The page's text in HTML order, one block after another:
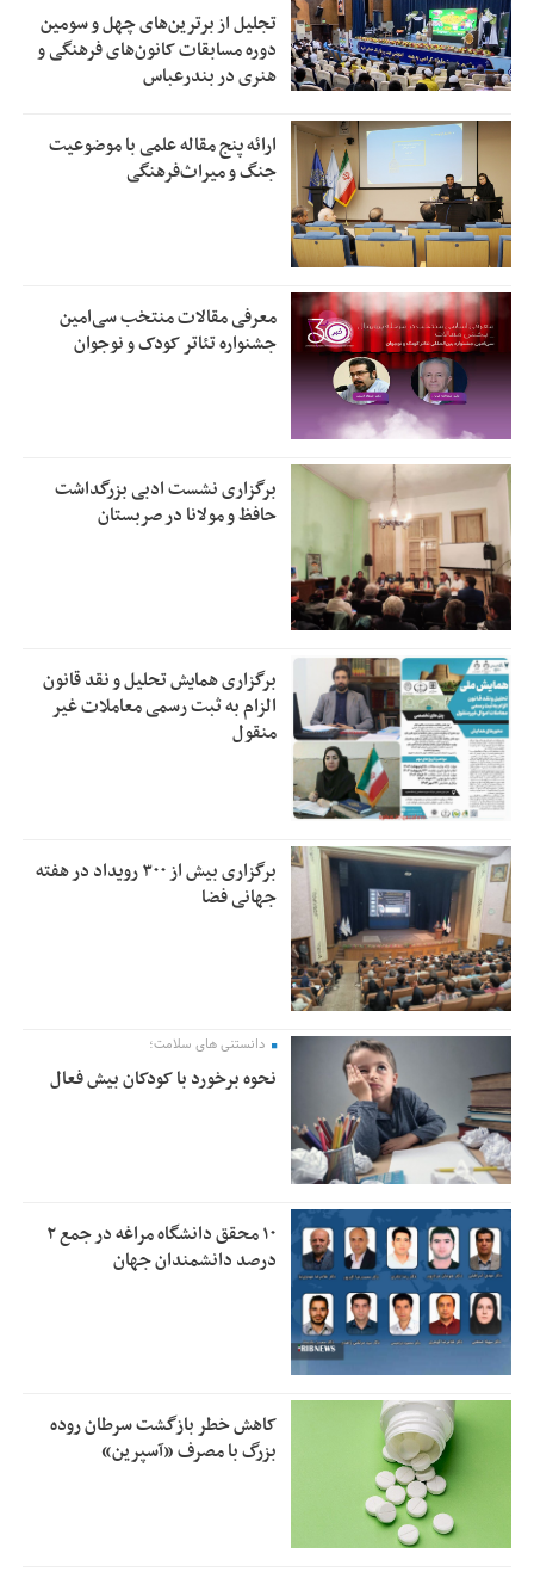
تجلیل از بر‌ترین‌های چهل و سومین
دوره مسابقات کانون‌های فرهنگی و
هنری در بندرعباس
ارائه پنج مقاله علمی با موضوعیت
جنگ و میراث‌فرهنگی
معرفی مقالات منتخب سی‌امین
جشنواره تئاتر کودک و نوجوان
برگزاری نشست ادبی بزرگداشت
حافظ و مولانا در صربستان
برگزاری همایش تحلیل و نقد قانون
الزام به ثبت رسمی معاملات غیر
منقول
برگزاری بیش از ۳۰۰ رویداد در هفته
جهانی فضا
دانستنی های سلامت؛
نحوه برخورد با کودکان بیش فعال
۱۰ محقق دانشگاه مراغه در جمع ۲
درصد دانشمندان جهان
کاهش خطر بازگشت سرطان روده
بزرگ با مصرف «آسپرین»